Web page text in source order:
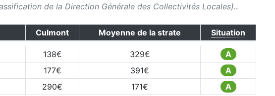
de la Direction Générale des Collectivités Locales)..
Culmont Moyenne de la strate Situation
138€ 329€
A
177€ 391€
A
290€ 171€ A